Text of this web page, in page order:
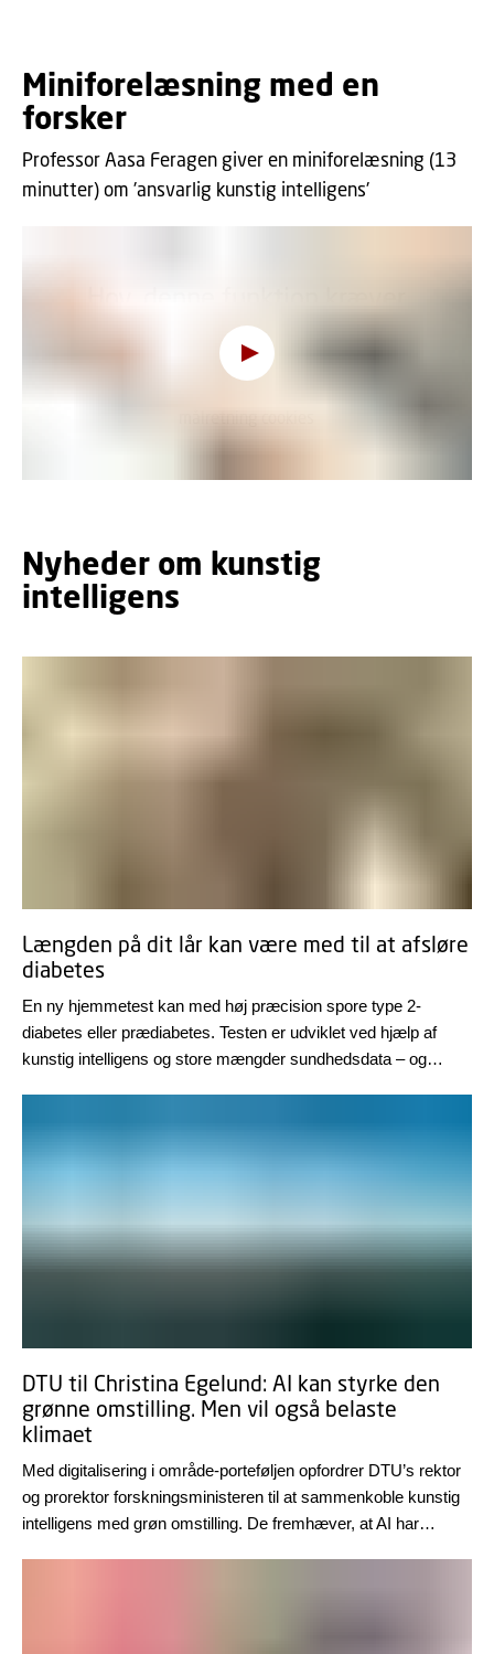
Miniforelæsning med en
forsker
Professor Aasa Feragen giver en miniforelæsning (13
minutter) om 'ansvarlig kunstig intelligens'
cookies
For at se indholdet skal du ændre dit
til at tillade funktionalitet og
målretning cookies
Nyheder om kunstig
intelligens
Længden på dit lår kan være med til at afsløre
diabetes
En ny hjemmetest kan med høj præcision spore type 2-
diabetes eller prædiabetes. Testen er udviklet ved hjælp af
kunstig intelligens og store mængder sundhedsdata – og
DTU til Christina Egelund: AI kan styrke den
grønne omstilling. Men vil også belaste
klimaet
Med digitalisering i område-porteføljen opfordrer DTU’s rektor
og prorektor forskningsministeren til at sammenkoble kunstig
intelligens med grøn omstilling. De fremhæver, at AI har